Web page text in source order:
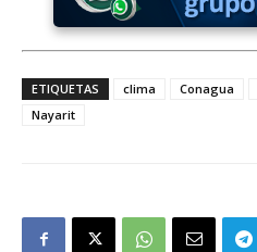
ETIQUETAS clima Conagua
Nayarit